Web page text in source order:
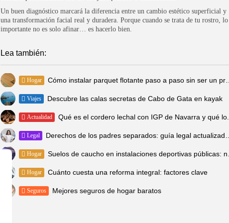
Un buen diagnóstico marcará la diferencia entre un cambio estético superficial y
una transformación facial real y duradera. Porque cuando se trata de tu rostro, lo
importante no es solo afinar… es hacerlo bien.
Lea también:
Hogar
Viajes Descubre las calas secretas de Cabo de Gata en kayak
Actualidad Qué es el cordero lechal con IGP de Navarra y qué lo...
Legal
Hogar
Hogar Cuánto cuesta una reforma integral: factores clave
Seguros Mejores seguros de hogar baratos